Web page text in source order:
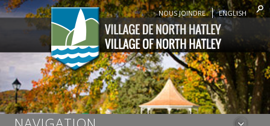
NOUS JOINDRE ENGLISH